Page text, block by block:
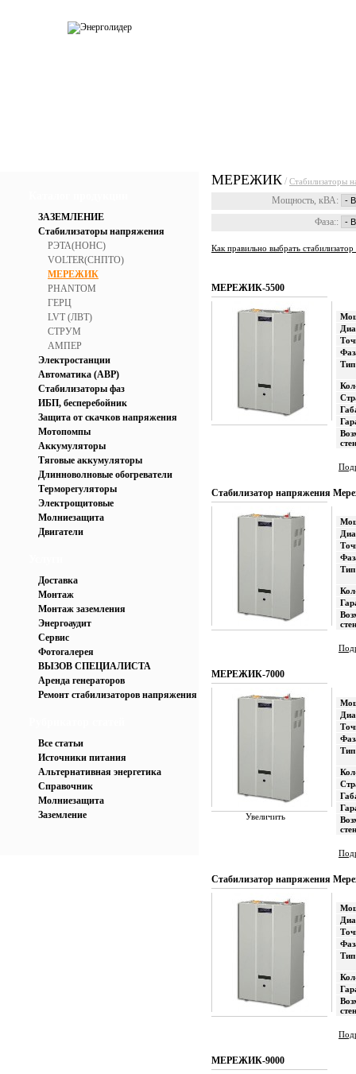
ЗАЗЕМЛЕНИЕ
Стабилизаторы напряжения
РЭТА(НОНС)
VOLTER(СНПТО)
МЕРЕЖИК
PHANTOM
ГЕРЦ
LVT (ЛВТ)
СТРУМ
АМПЕР
Электростанции
Автоматика (АВР)
Стабилизаторы фаз
ИБП, бесперебойник
Защита от скачков напряжения
Мотопомпы
Аккумуляторы
Тяговые аккумуляторы
Длинноволновые обогреватели
Терморегуляторы
Электрощитовые
Молниезащита
Двигатели
Доставка
Монтаж
Монтаж заземления
Энергоаудит
Сервис
Фотогалерея
ВЫЗОВ СПЕЦИАЛИСТА
Аренда генераторов
Ремонт стабилизаторов напряжения
Все статьи
Источники питания
Альтернативная энергетика
Справочник
Молниезащита
Заземление
МЕРЕЖИК / Стабилизаторы
Мощность, кВА:
Фаза::
Как правильно выбрать
МЕРЕЖИК-5500
Тип
Стабилизатор напряжения
Тип
МЕРЕЖИК-7000
Увеличить
Тип
Стабилизатор напряжения
Тип
МЕРЕЖИК-9000